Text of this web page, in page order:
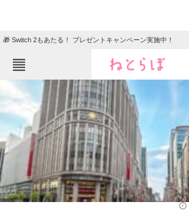
🎁 Switch 2もあたる！ プレゼントキャンペーン実施中！
ねとらぼメニュー
TOP
エンタメ
グルメ 地域
住まい 教育・育児
動物 リサーチ